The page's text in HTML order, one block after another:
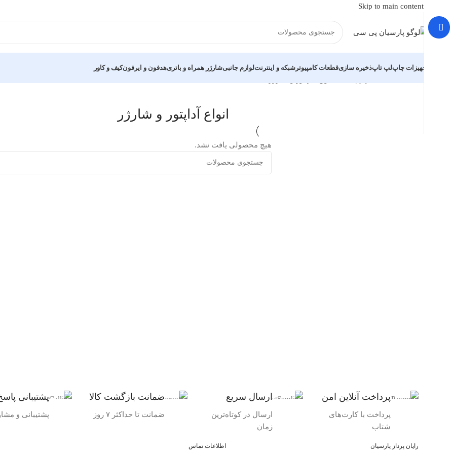
Skip to main content
تجهیزات چاپلپ تاپذخیره سازیقطعات کامپیوتر شبکه و اینترنتلوازم جانبیشارژر همراه و باتریهدفون و ایرفونکیف و کاور
انواع آداپتور و شارژر
هیچ محصولی یافت نشد.
پرداخت آنلاین امن
پرداخت با کارت‌های
شتاب
ارسال سریع
ارسال در کوتاه‌ترین
زمان
ضمانت بازگشت کالا
ضمانت تا حداکثر ۷ روز
پشتیبانی
پشتیبانی و
رایان پرداز پارسیان اطلاعات تماس